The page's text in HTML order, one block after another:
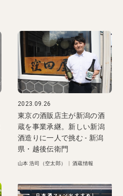
2023.09.26
東京の酒販店主が新潟の酒
蔵を事業承継。新しい新潟
酒造りに一人で挑む - 新潟
県・越後伝衛門
山本 浩司（空太郎） 酒蔵情報